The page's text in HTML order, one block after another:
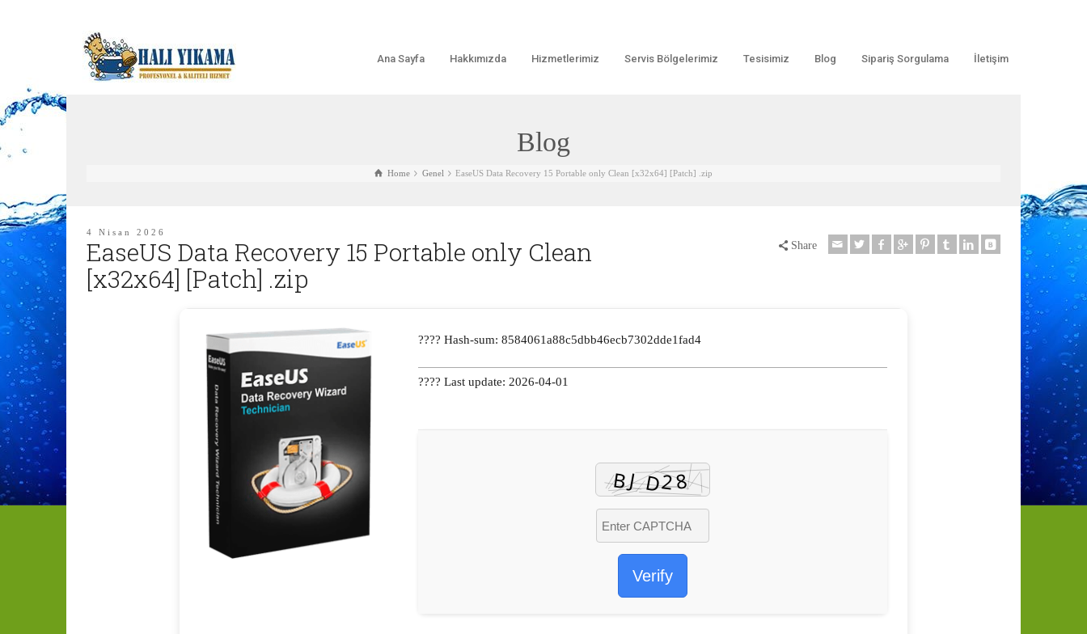
Ana Sayfa Hakkımızda Hizmetlerimiz Servis Bölgelerimiz Tesisimiz Blog Sipariş Sorgulama İletişim
Blog
Home Genel EaseUS Data Recovery 15 Portable only Clean [x32x64] [Patch] .zip
4 Nisan 2026
EaseUS Data Recovery 15 Portable only Clean
[x32x64] [Patch] .zip
Share
???? Hash-sum: 8584061a88c5dbb46ecb7302dde1fad4
???? Last update: 2026-04-01
Verify